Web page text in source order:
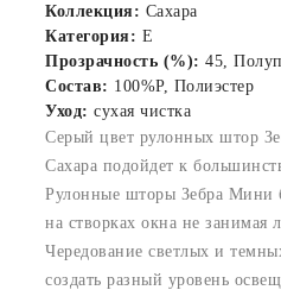
Коллекция: Сахара
Категория: E
Прозрачность (%): 45,
Состав: 100%P, Полиэстер
Уход: сухая чистка
Серый цвет рулонных штор
Сахара подойдет к
Рулонные шторы Зебра Мини
на створках окна не занимая
Чередование светлых и
создать разный уровень